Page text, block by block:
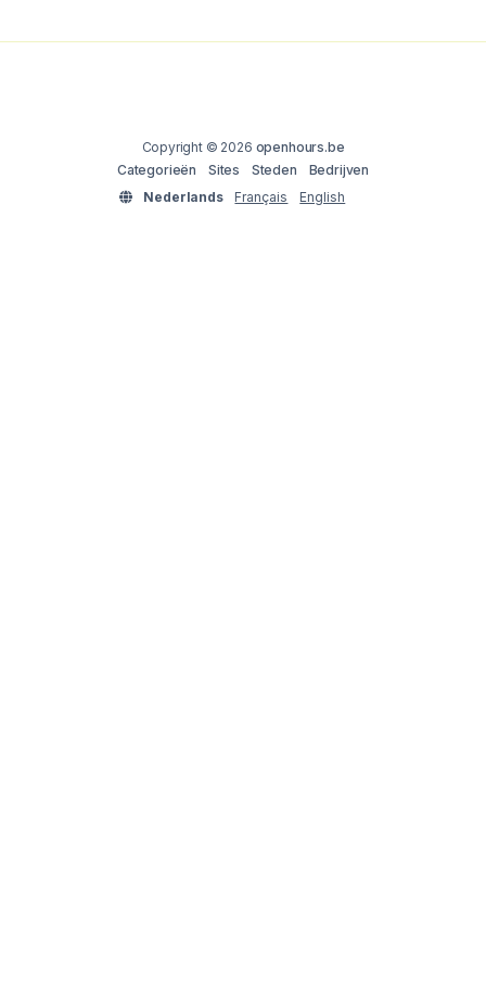
Copyright © 2026 openhours.be
Categorieën
Sites Steden
Bedrijven
Nederlands
Français English